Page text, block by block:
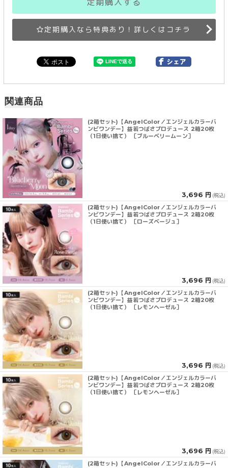
定期購入する
定期購入なら特典あり！詳しくはコチラ
関連商品
(2箱セット)【AngelColor／エンジェルカラーバ
ンビワンデー】益若つばさプロデュース 2箱20枚
（1日使い捨て） ［ブルーベリームーン］
3,696 円 (税込)
(2箱セット)【AngelColor／エンジェルカラーバ
ンビワンデー】益若つばさプロデュース 2箱20枚
（1日使い捨て） ［ローズベージュ］
3,696 円 (税込)
(2箱セット)【AngelColor／エンジェルカラーバ
ンビワンデー】益若つばさプロデュース 2箱20枚
（1日使い捨て） ［レモンヘーゼル］
3,696 円 (税込)
(2箱セット)【AngelColor／エンジェルカラーバ
ンビワンデー】益若つばさプロデュース 2箱20枚
（1日使い捨て） ［レモンヘーゼル］
3,696 円 (税込)
(2箱セット)【AngelColor／エンジェルカラーバ